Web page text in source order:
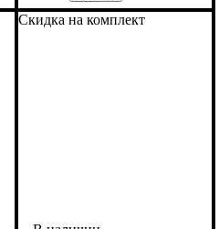
ширина, мм: 800
высота, мм: 2100
глубина, мм: 520
Скидка на комплект